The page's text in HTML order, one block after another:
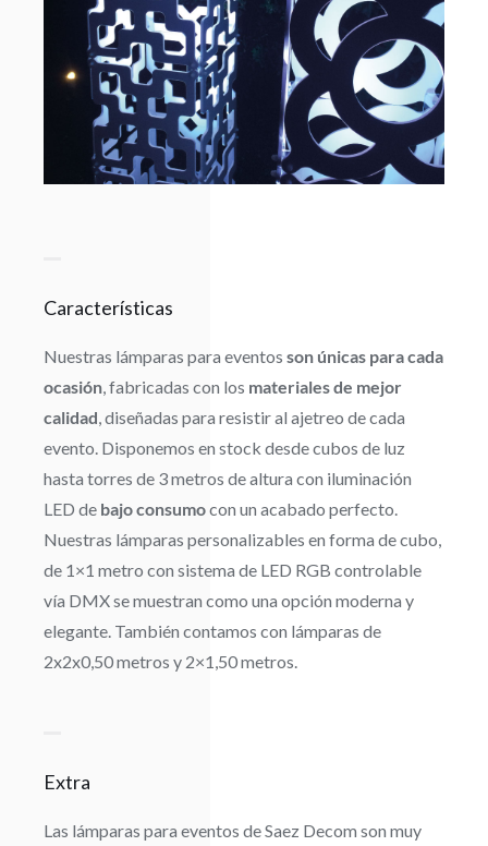
Características
Nuestras lámparas para eventos son únicas para cada
ocasión, fabricadas con los materiales de mejor
calidad, diseñadas para resistir al ajetreo de cada
evento. Disponemos en stock desde cubos de luz
hasta torres de 3 metros de altura con iluminación
LED de bajo consumocon un acabado perfecto.
Nuestras lámparas personalizables en forma de cubo,
de 1×1 metro con sistema de LED RGB controlable
vía DMX se muestran como una opción moderna y
elegante. También contamos con lámparas de
2x2x0,50 metros y 2×1,50 metros.
Extra
Las lámparas para eventos de Saez Decom son muy